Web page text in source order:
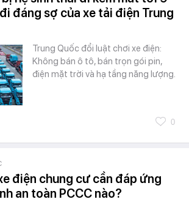
đáng sợ của xe tải điện Trung
Trung Quốc đổi luật chơi xe điện:
Không bán ô tô, bán trọn gói pin,
điện mặt trời và hạ tầng năng lượng.
0
điện chung cư cần đáp ứng
an toàn PCCC nào?